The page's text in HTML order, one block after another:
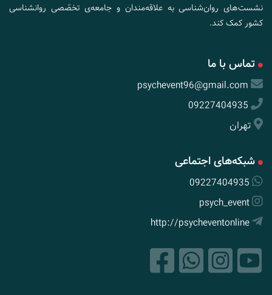
نشست‌های روان‌شناسی به علاقه‌مندان و جامعه‌ی تخصّصی روانشناسی
کشور کمک کند.
تماس با ما
psychevent96@gmail.com
09227404935
تهران
شبکه‌های اجتماعی
09227404935
psych_event
http://psycheventonline